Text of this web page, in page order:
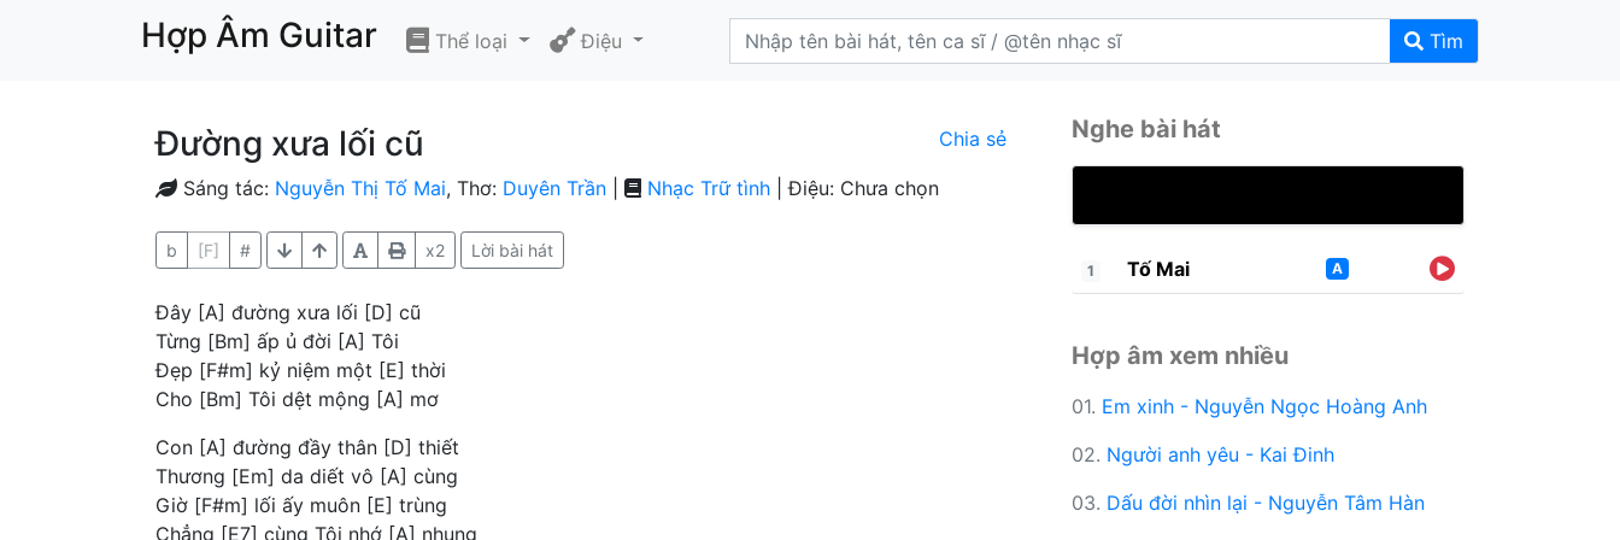
Hợp Âm Guitar Thể loại Điệu Tìm
Đường xưa lối cũ Chia sẻ
Sáng tác: Nguyễn Thị Tố Mai, Thơ: Duyên Trần Nhạc Trữ tình | Điệu: Chưa chọn
b [F] # x2 Lời bài hát
Đây [A] đường xưa lối [D] cũ
Từng [Bm] ấp ủ đời [A] Tôi
Đẹp [F#m] kỷ niệm một [E] thời
Cho [Bm] Tôi dệt mộng [A] mơ
Con [A] đường đầy thân [D] thiết
Thương [Em] da diết vô [A] cùng
Giờ [F#m] lối ấy muôn [E] trùng
Chẳng [E7] cùng Tôi nhớ [A] nhung
Nghe bài hát
1 Tố Mai A
Hợp âm xem nhiều
01. Em xinh - Nguyễn Ngọc Hoàng Anh
02. Người anh yêu - Kai Đinh
03. Dấu đời nhìn lại - Nguyễn Tâm Hàn